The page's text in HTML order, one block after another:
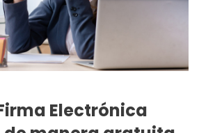
Electrónica